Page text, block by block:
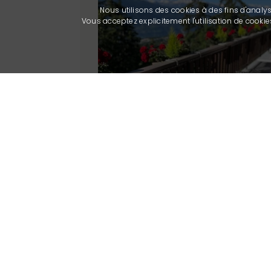
Nous utilisons des cookies à des fins
Vous acceptez explicitement l'utilisation de